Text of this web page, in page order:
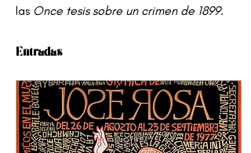
las Once tesis sobre un crimen de 1899.
Entradas